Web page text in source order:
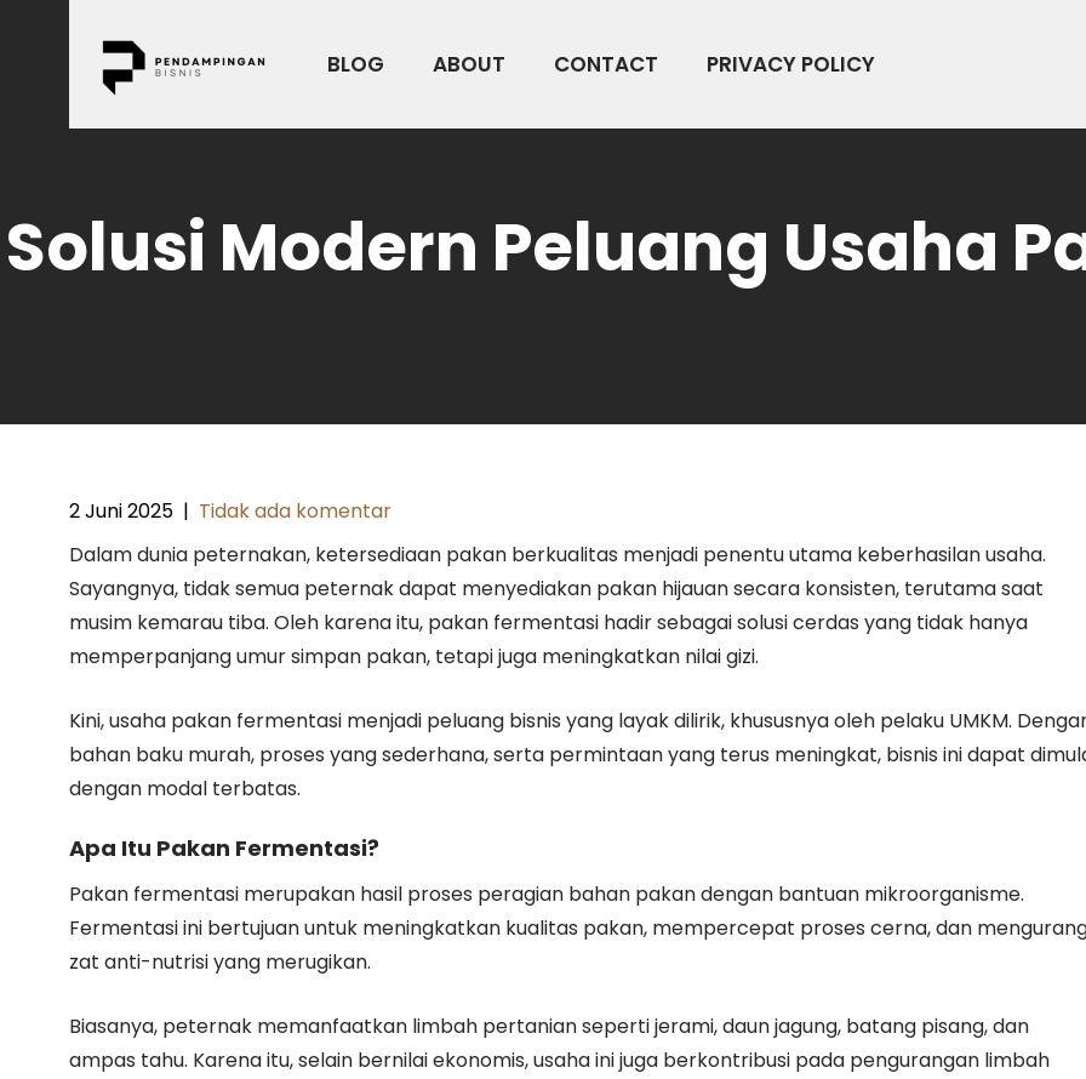
BLOG ABOUT CONTACT PRIVACY POLICY
Solusi Modern Peluang Usaha
2 Juni 2025 | Tidak ada komentar
Dalam dunia peternakan, ketersediaan pakan berkualitas menjadi penentu utama keberhasilan usaha.
Sayangnya, tidak semua peternak dapat menyediakan pakan hijauan secara konsisten, terutama saat
musim kemarau tiba. Oleh karena itu, pakan fermentasi hadir sebagai solusi cerdas yang tidak hanya
memperpanjang umur simpan pakan, tetapi juga meningkatkan nilai gizi.
Kini, usaha pakan fermentasi menjadi peluang bisnis yang layak dilirik, khususnya oleh pelaku UMKM.
bahan baku murah, proses yang sederhana, serta permintaan yang terus meningkat, bisnis ini dapat
dengan modal terbatas.
Apa Itu Pakan Fermentasi?
Pakan fermentasi merupakan hasil proses peragian bahan pakan dengan bantuan mikroorganisme.
Fermentasi ini bertujuan untuk meningkatkan kualitas pakan, mempercepat proses cerna, dan
zat anti-nutrisi yang merugikan.
Biasanya, peternak memanfaatkan limbah pertanian seperti jerami, daun jagung, batang pisang, dan
ampas tahu. Karena itu, selain bernilai ekonomis, usaha ini juga berkontribusi pada pengurangan limbah